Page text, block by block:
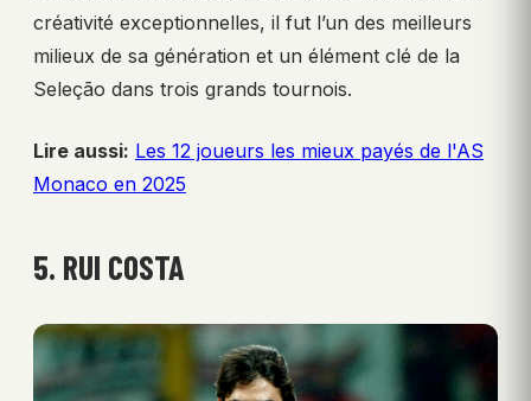
créativité exceptionnelles, il fut l’un des meilleurs
milieux de sa génération et un élément clé de la
Seleção dans trois grands tournois.
Lire aussi: Les 12 joueurs les mieux payés de l'AS
Monaco en 2025
5. RUI COSTA